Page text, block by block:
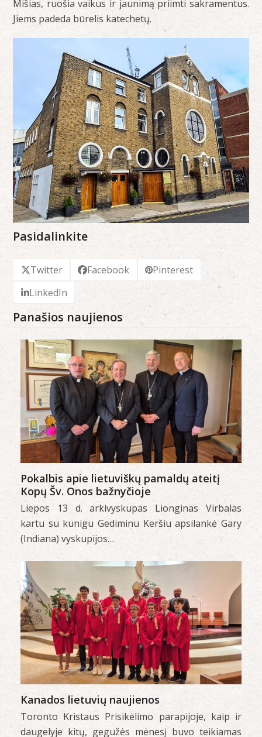
Mišias, ruošia vaikus ir jaunimą priimti sakramentus.
Jiems padeda būrelis katechetų.
Pasidalinkite
Twitter Facebook
Pinterest
LinkedIn
Panašios naujienos
Pokalbis apie lietuviškų pamaldų ateitį
Kopų Šv. Onos bažnyčioje
Liepos 13 d. arkivyskupas Lionginas Virbalas
kartu su kunigu Gediminu Keršiu apsilankė Gary
(Indiana) vyskupijos…
Kanados lietuvių naujienos
Toronto Kristaus Prisikėlimo parapijoje, kaip ir
daugelyje kitų, gegužės mėnesį buvo teikiamas